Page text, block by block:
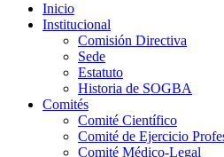
Inicio
Institucional
Comisión Directiva
Sede
Estatuto
Historia de SOGBA
Comités
Comité Científico
Comité de Ejercicio
Comité Médico-Legal